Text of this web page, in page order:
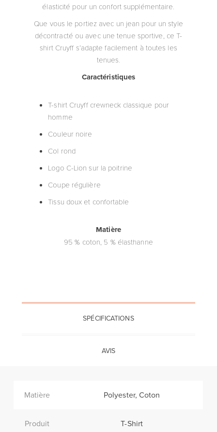
élasticité pour un confort supplémentaire.
Que vous le portiez avec un jean pour un style
décontracté ou avec une tenue sportive, ce T-
shirt Cruyff s’adapte facilement à toutes les
tenues.
Caractéristiques
T-shirt Cruyff crewneck classique pour
homme
Couleur noire
Col rond
Logo C-Lion sur la poitrine
Coupe régulière
Tissu doux et confortable
Matière
95 % coton, 5 % élasthanne
SPÉCIFICATIONS
AVIS
Matière Polyester, Coton
Produit T-Shirt